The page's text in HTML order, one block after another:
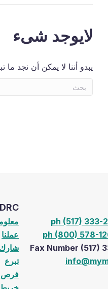
لايوجد شىء
يبدو أننا لا يمكن أن نجد
ph (517) 333-
ph (800) 578-
عملنا
شارك
تبرع
فرص